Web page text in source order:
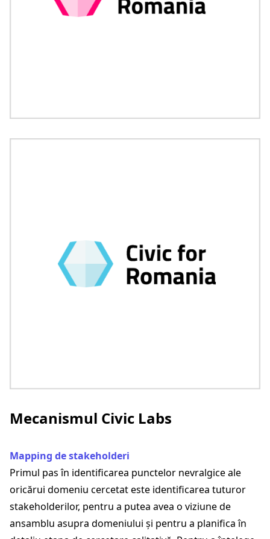
Mecanismul Civic Labs
Mapping de stakeholderi
Primul pas în identificarea punctelor nevralgice ale
oricărui domeniu cercetat este identificarea tuturor
stakeholderilor, pentru a putea avea o viziune de
ansamblu asupra domeniului și pentru a planifica în